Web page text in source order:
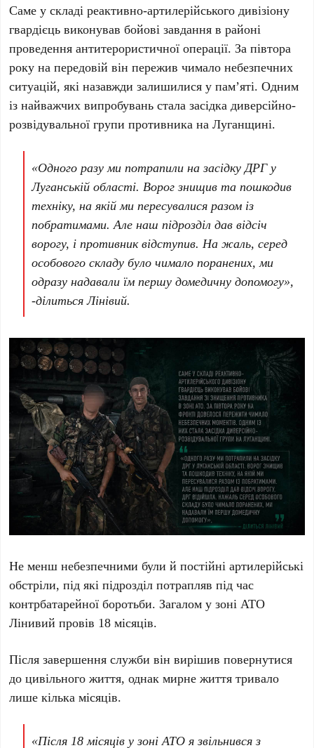
Саме у складі реактивно-артилерійського дивізіону
гвардієць виконував бойові завдання в районі
проведення антитерористичної операції. За півтора
року на передовій він пережив чимало небезпечних
ситуацій, які назавжди залишилися у пам’яті. Одним
із найважчих випробувань стала засідка диверсійно-
розвідувальної групи противника на Луганщині.
«Одного разу ми потрапили на засідку ДРГ у
Луганській області. Ворог знищив та пошкодив
техніку, на якій ми пересувалися разом із
побратимами. Але наш підрозділ дав відсіч
ворогу, і противник відступив. На жаль, серед
особового складу було чимало поранених, ми
одразу надавали їм першу домедичну допомогу»,
-ділиться Лінівий.
Не менш небезпечними були й постійні артилерійські
обстріли, під які підрозділ потрапляв під час
контрбатарейної боротьби. Загалом у зоні АТО
Лінивий провів 18 місяців.
Після завершення служби він вирішив повернутися
до цивільного життя, однак мирне життя тривало
лише кілька місяців.
«Після 18 місяців у зоні АТО я звільнився з